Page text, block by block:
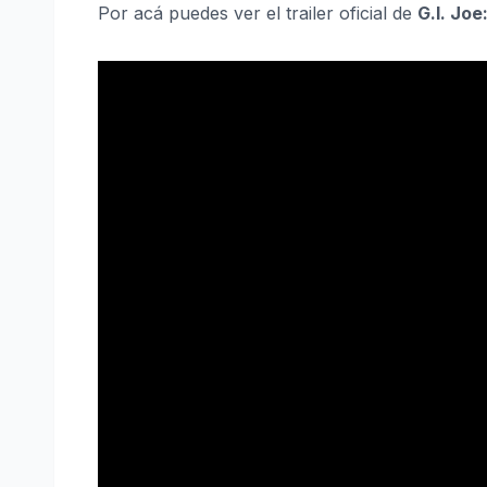
Por acá puedes ver el trailer oficial de G.I.